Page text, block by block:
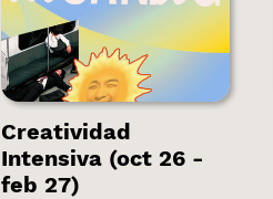
Creatividad
Intensiva (oct 26 -
feb 27)